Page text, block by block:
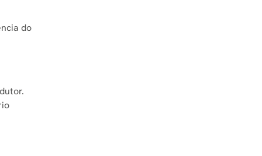
do
.